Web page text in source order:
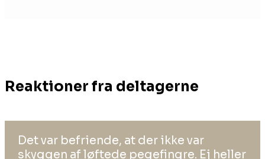
Reaktioner fra deltagerne
Det var befriende, at der ikke var
skyggen af løftede pegefingre. Ej heller